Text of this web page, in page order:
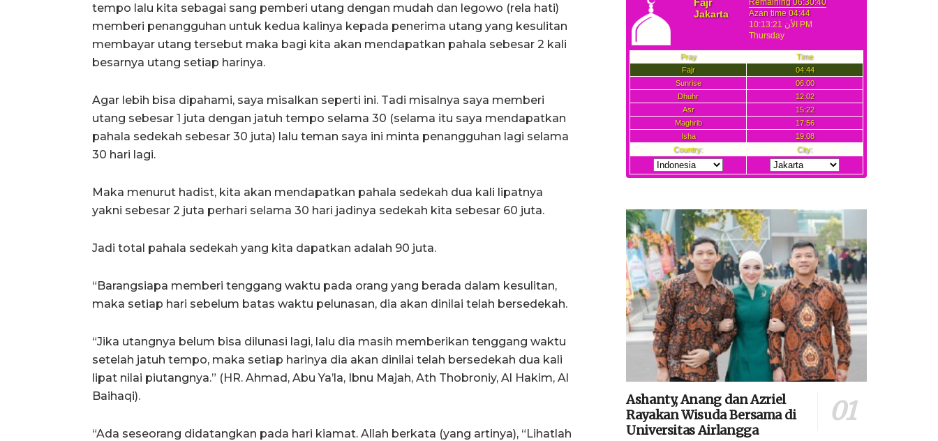
tempo lalu kita sebagai sang pemberi utang dengan mudah dan legowo (rela hati)
memberi penangguhan untuk kedua kalinya kepada penerima utang yang kesulitan
membayar utang tersebut maka bagi kita akan mendapatkan pahala sebesar 2 kali
besarnya utang setiap harinya.
Agar lebih bisa dipahami, saya misalkan seperti ini. Tadi misalnya saya memberi
utang sebesar 1 juta dengan jatuh tempo selama 30 (selama itu saya mendapatkan
pahala sedekah sebesar 30 juta) lalu teman saya ini minta penangguhan lagi selama
30 hari lagi.
Maka menurut hadist, kita akan mendapatkan pahala sedekah dua kali lipatnya
yakni sebesar 2 juta perhari selama 30 hari jadinya sedekah kita sebesar 60 juta.
Jadi total pahala sedekah yang kita dapatkan adalah 90 juta.
“Barangsiapa memberi tenggang waktu pada orang yang berada dalam kesulitan,
maka setiap hari sebelum batas waktu pelunasan, dia akan dinilai telah bersedekah.
“Jika utangnya belum bisa dilunasi lagi, lalu dia masih memberikan tenggang waktu
setelah jatuh tempo, maka setiap harinya dia akan dinilai telah bersedekah dua kali
lipat nilai piutangnya.” (HR. Ahmad, Abu Ya’la, Ibnu Majah, Ath Thobroniy, Al Hakim, Al
Baihaqi).
“Ada seseorang didatangkan pada hari kiamat. Allah berkata (yang artinya), “Lihatlah
Ashanty, Anang dan Azriel
Rayakan Wisuda Bersama di
Universitas Airlangga